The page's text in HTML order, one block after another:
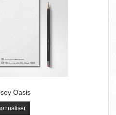
Oasis